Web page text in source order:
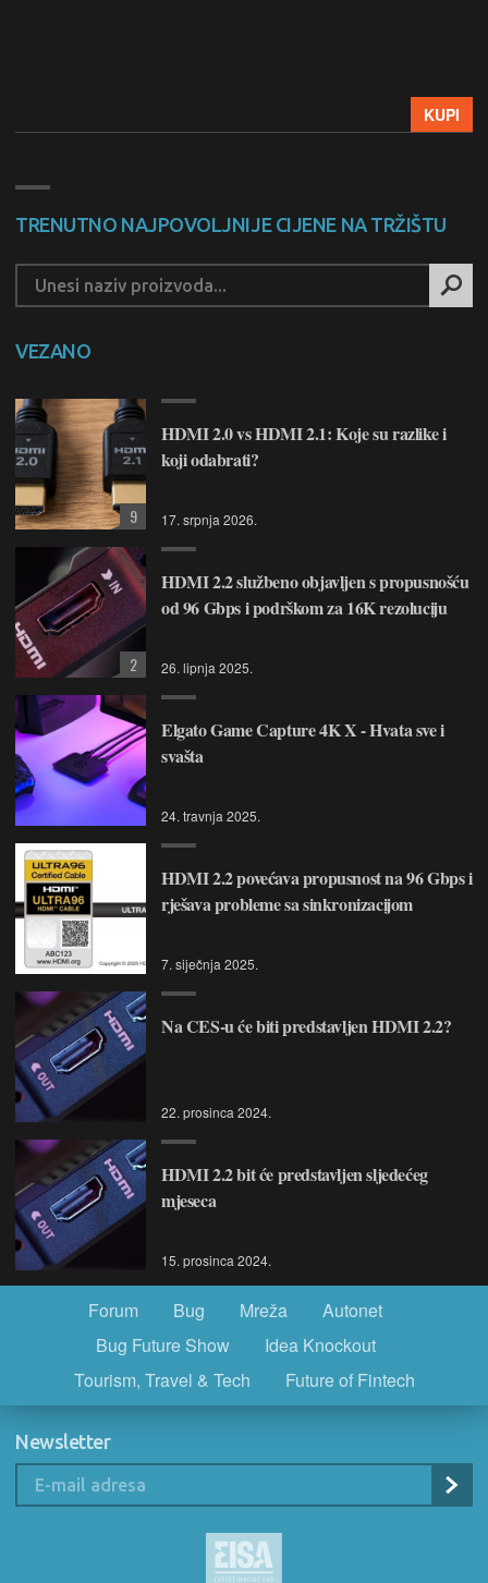
KUPI
TRENUTNO NAJPOVOLJNIJE CIJENE NA TRŽIŠTU
VEZANO
HDMI 2.0 vs HDMI 2.1: Koje su razlike i
koji odabrati?
17. srpnja 2026.
9
HDMI 2.2 službeno objavljen s propusnošću
od 96 Gbps i podrškom za 16K rezoluciju
26. lipnja 2025.
2
Elgato Game Capture 4K X - Hvata sve i
svašta
24. travnja 2025.
HDMI 2.2 povećava propusnost na 96 Gbps i
rješava probleme sa sinkronizacijom
7. siječnja 2025.
Na CES-u će biti predstavljen HDMI 2.2?
22. prosinca 2024.
HDMI 2.2 bit će predstavljen sljedećeg
mjeseca
15. prosinca 2024.
Forum Bug Mreža
Autonet
Bug Future Show
Idea Knockout
Tourism, Travel & Tech
Future of Fintech
Newsletter